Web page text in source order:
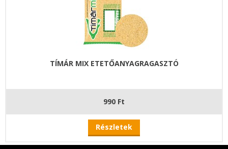
TÍMÁR MIX ETETŐANYAGRAGASZTÓ
990 Ft
Részletek